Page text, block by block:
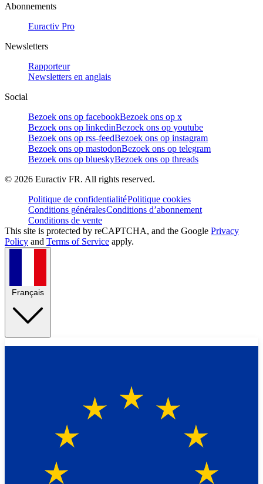
Abonnements
Euractiv Pro
Newsletters
Rapporteur
Newsletters en anglais
Social
Bezoek ons op facebookBezoek ons op x
Bezoek ons op linkedinBezoek ons op youtube
Bezoek ons op rss-feedBezoek ons op instagram
Bezoek ons op mastodonBezoek ons op telegram
Bezoek ons op blueskyBezoek ons op threads
© 2026 Euractiv FR. All rights reserved.
Politique de confidentialitéPolitique cookies
Conditions généralesConditions d’abonnement
Conditions de vente
This site is protected by reCAPTCHA, and the Google Privacy
Policy and Terms of Service apply.
Français